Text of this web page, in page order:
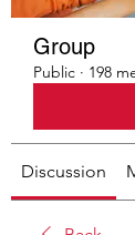
Group
Public · 198
Discussion